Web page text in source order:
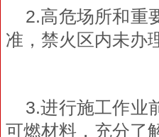
2.高危场所和重
准，禁火区内未办
3.进行施工作业
可燃材料，充分了